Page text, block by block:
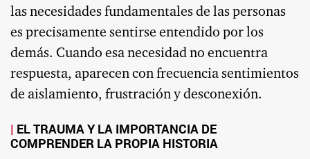
las necesidades fundamentales de las personas
es precisamente sentirse entendido por los
demás. Cuando esa necesidad no encuentra
respuesta, aparecen con frecuencia sentimientos
de aislamiento, frustración y desconexión.
EL TRAUMA Y LA IMPORTANCIA DE
COMPRENDER LA PROPIA HISTORIA